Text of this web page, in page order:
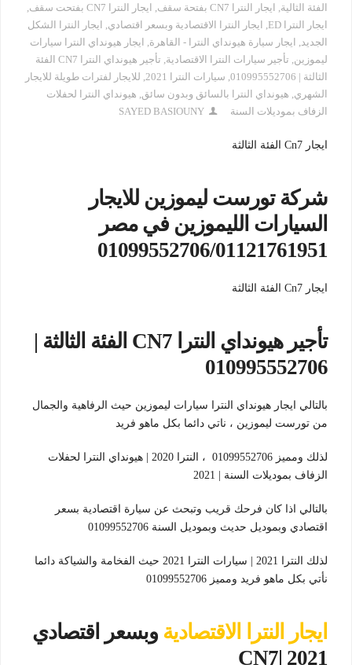
الفئة الثالية, ايجار النترا CN7 بفتحة سقف , ايجار النترا CN7 بفتحت سقف
,
ايجار النترا ED
, ايجار النترا الاقتصادية وبسعر اقتصادي, ايجار النترا الشكل
الجديد, ايجار سيارة هيونداي النترا - القاهرة, ايجار هيونداي النترا سيارات
ليموزين, تأجير سيارات النترا الاقتصادية,
تأجير هيونداي النترا CN7 الفئة
الثالثة | 010995552706
, سيارات النترا 2021 , للايجار لفترات طويلة للايجار
الشهري, هيونداي النترا بالسائق وبدون سائق, هيونداي النترا لحفلات
الزفاف بموديلات السنة
SAYED BASIOUNY
ايجار Cn7 الفئة الثالثة
شركة تورست ليموزين للايجار
السيارات الليموزين في مصر
01099552706/01121761951
ايجار Cn7 الفئة الثالثة
تأجير هيونداي النترا CN7 الفئة الثالثة |
010995552706
بالتالي ايجار هيونداي النترا سيارات ليموزين حيث الرفاهية والجمال
من تورست ليموزين ، ناتي دائما بكل ماهو فريد
لذلك ومميز 01099552706 ، النترا 2020 | هيونداي النترا لحفلات
الزفاف بموديلات السنة | 2021
بالتالي اذا كان فرحك قريب وتبحث عن سيارة اقتصادية بسعر
اقتصادي وبموديل حديث وبموديل السنة 01099552706
لذلك النترا 2021 | سيارات النترا 2021 حيث الفخامة والشياكة دائما
نأتي بكل ماهو فريد ومميز 01099552706
ايجار النترا الاقتصادية وبسعر اقتصادي
CN7| 2021